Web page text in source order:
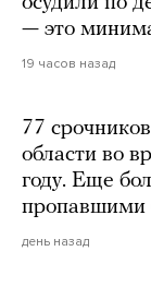
— это
19 часов назад
77
области во
году. Еще
пропавшими
день назад